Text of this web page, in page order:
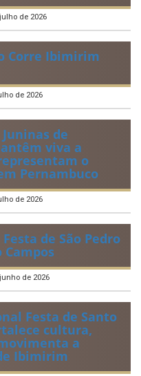
de 2026
Corre Ibimirim
de 2026
de
viva a
o
Pernambuco
de 2026
de São Pedro
Campos
de 2026
Festa de Santo
cultura,
a
Ibimirim